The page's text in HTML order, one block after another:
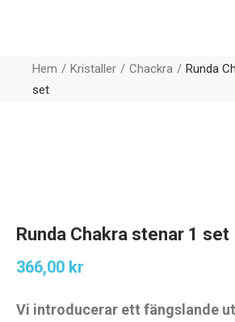
Hem Kristaller Chackra
Runda
set
Runda Chakra stenar 1 set
366,00 kr
Vi introducerar ett fängslande